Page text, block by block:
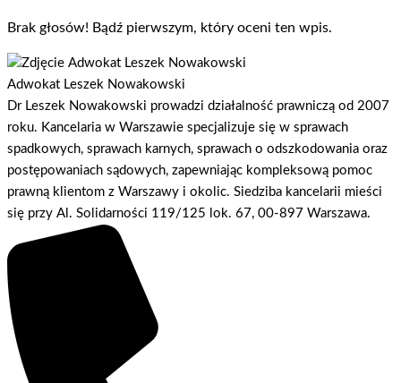
Brak głosów! Bądź pierwszym, który oceni ten wpis.
Adwokat Leszek Nowakowski
Dr Leszek Nowakowski prowadzi działalność prawniczą od 2007
roku. Kancelaria w Warszawie specjalizuje się w sprawach
spadkowych, sprawach karnych, sprawach o odszkodowania oraz
postępowaniach sądowych, zapewniając kompleksową pomoc
prawną klientom z Warszawy i okolic. Siedziba kancelarii mieści
się przy Al. Solidarności 119/125 lok. 67, 00-897 Warszawa.